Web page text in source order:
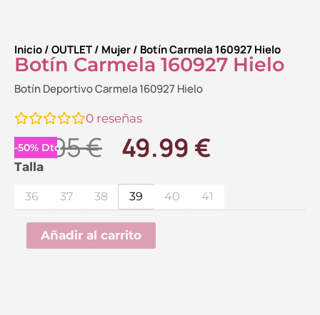
Inicio/OUTLET/ Mujer/ Botín Carmela 160927 Hielo
Botín Carmela 160927 Hielo
Botín Deportivo Carmela 160927 Hielo
0 reseñas
-50% Dto.
99.95€ El
original
era:
99.95 €.
49.99 €El
actual
Talla
36 37 38 39 40 41
Botín
160927
Hielo
cantidad
Añadir al carrito